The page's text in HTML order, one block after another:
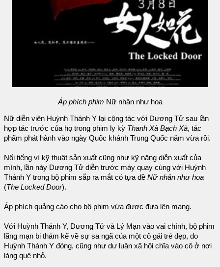
Áp phích phim Nữ nhân như hoa
Nữ diễn viên Huỳnh Thánh Y lại cộng tác với Dương Tử sau lần
hợp tác trước của họ trong phim ly kỳ Thanh Xà Bạch Xà, tác
phẩm phát hành vào ngày Quốc khánh Trung Quốc năm vừa rồi.
Nổi tiếng vì kỹ thuật sản xuất cũng như kỹ năng diễn xuất của
mình, lần này Dương Tử diễn trước máy quay cùng với Huỳnh
Thánh Y trong bộ phim sắp ra mắt có tựa đề Nữ nhân như hoa
(The Locked Door).
Áp phích quảng cáo cho bộ phim vừa được đưa lên mạng.
Với Huỳnh Thánh Y, Dương Tử và Lý Mạn vào vai chính, bộ phim
lãng mạn bi thảm kể về sự sa ngã của một cô gái trẻ đẹp, do
Huỳnh Thánh Y đóng, cũng như dư luận xã hội chĩa vào cô ở nơi
làng quê nhỏ.